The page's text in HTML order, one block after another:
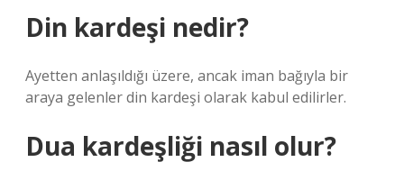
Din kardeşi nedir?
Ayetten anlaşıldığı üzere, ancak iman bağıyla bir
araya gelenler din kardeşi olarak kabul edilirler.
Dua kardeşliği nasıl olur?